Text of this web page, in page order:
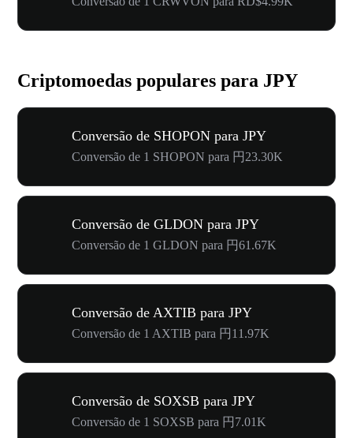
Criptomoedas populares para JPY
Conversão de SHOPON para JPY
Conversão de 1 SHOPON para 円23.30K
Conversão de GLDON para JPY
Conversão de 1 GLDON para 円61.67K
Conversão de AXTIB para JPY
Conversão de 1 AXTIB para 円11.97K
Conversão de SOXSB para JPY
Conversão de 1 SOXSB para 円7.01K